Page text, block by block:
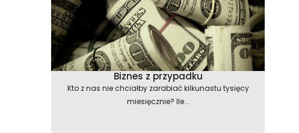
Biznes z przypadku
Kto z nas nie chciałby zarabiać kilkunastu tysięcy
miesięcznie? Ile...